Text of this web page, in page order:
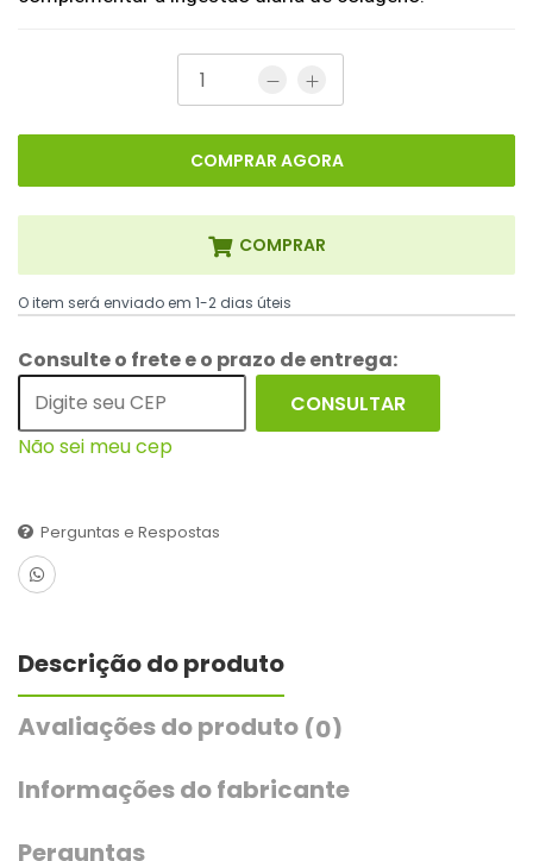
COMPRAR
COMPRAR AGORA
O item será enviado em 1-2 dias úteis
Consulte o frete e o prazo de entrega:
CONSULTAR
Não sei meu cep
Perguntas e Respostas
Descrição do produto
Avaliações do produto (0)
Informações do fabricante
Perguntas